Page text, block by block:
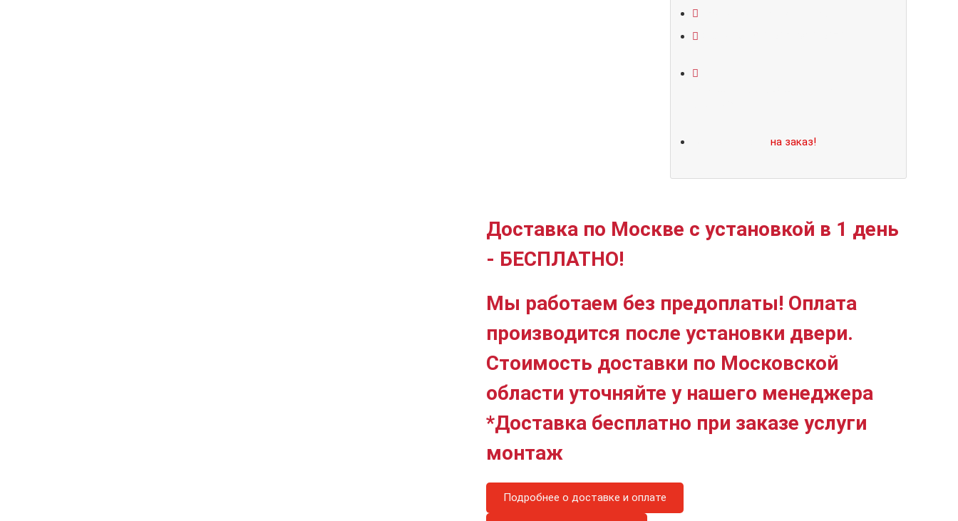
на заказ!
Доставка по Москве с установкой в 1 день
- БЕСПЛАТНО!
Мы работаем без предоплаты! Оплата
производится после установки двери.
Стоимость доставки по Московской
области уточняйте у нашего менеджера
*Доставка бесплатно при заказе услуги
монтаж
Подробнее о доставке и оплате